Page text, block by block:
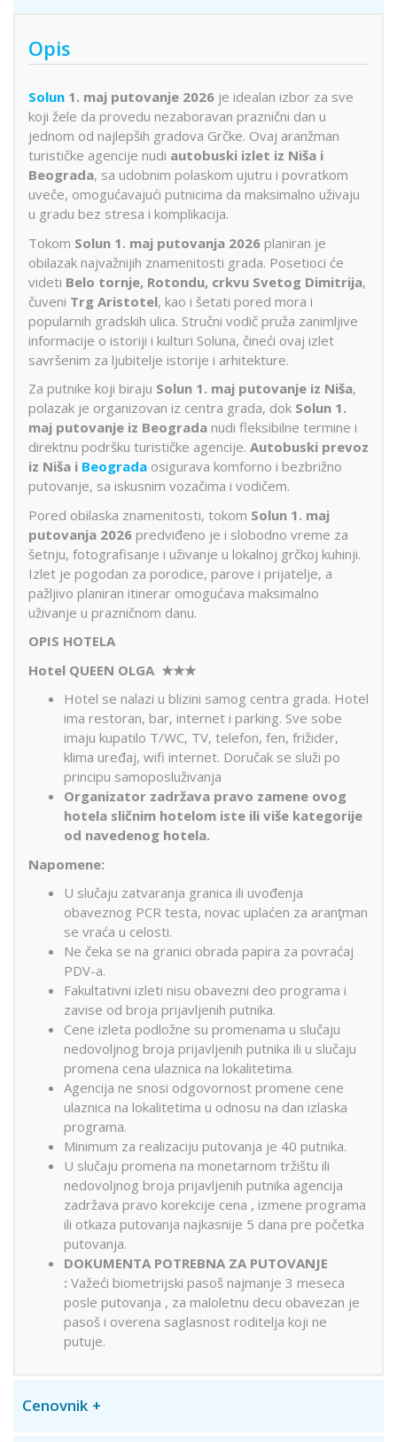
Opis
Solun 1. maj putovanje 2026 je idealan izbor za sve
koji žele da provedu nezaboravan praznični dan u
jednom od najlepših gradova Grčke. Ovaj aranžman
turističke agencije nudi autobuski izlet iz Niša i
Beograda, sa udobnim polaskom ujutru i povratkom
uveče, omogućavajući putnicima da maksimalno uživaju
u gradu bez stresa i komplikacija.
Tokom Solun 1. maj putovanja 2026 planiran je
obilazak najvažnijih znamenitosti grada. Posetioci će
videti Belo tornje, Rotondu, crkvu Svetog Dimitrija,
čuveni Trg Aristotel, kao i šetati pored mora i
popularnih gradskih ulica. Stručni vodič pruža zanimljive
informacije o istoriji i kulturi Soluna, čineći ovaj izlet
savršenim za ljubitelje istorije i arhitekture.
Za putnike koji biraju Solun 1. maj putovanje iz Niša,
polazak je organizovan iz centra grada, dok Solun 1.
maj putovanje iz Beograda nudi fleksibilne termine i
direktnu podršku turističke agencije. Autobuski prevoz
iz Niša i Beograda osigurava komforno i bezbrižno
putovanje, sa iskusnim vozačima i vodičem.
Pored obilaska znamenitosti, tokom Solun 1. maj
putovanja 2026 predviđeno je i slobodno vreme za
šetnju, fotografisanje i uživanje u lokalnoj grčkoj kuhinji.
Izlet je pogodan za porodice, parove i prijatelje, a
pažljivo planiran itinerar omogućava maksimalno
uživanje u prazničnom danu.
OPIS HOTELA
Hotel QUEEN OLGA ★★★
Hotel se nalazi u blizini samog centra grada. Hotel
ima restoran, bar, internet i parking. Sve sobe
imaju kupatilo T/WC, TV, telefon, fen, frižider,
klima uređaj, wifi internet. Doručak se služi po
principu samoposluživanja
Organizator zadržava pravo zamene ovog
hotela sličnim hotelom iste ili više kategorije
od navedenog hotela.
Napomene:
U slučaju zatvaranja granica ili uvođenja
obaveznog PCR testa, novac uplaćen za aranţman
se vraća u celosti.
Ne čeka se na granici obrada papira za povraćaj
PDV-a.
Fakultativni izleti nisu obavezni deo programa i
zavise od broja prijavljenih putnika.
Cene izleta podložne su promenama u slučaju
nedovoljnog broja prijavljenih putnika ili u slučaju
promena cena ulaznica na lokalitetima.
Agencija ne snosi odgovornost promene cene
ulaznica na lokalitetima u odnosu na dan izlaska
programa.
Minimum za realizaciju putovanja je 40 putnika.
U slučaju promena na monetarnom tržištu ili
nedovoljnog broja prijavljenih putnika agencija
zadržava pravo korekcije cena , izmene programa
ili otkaza putovanja najkasnije 5 dana pre početka
putovanja.
DOKUMENTA POTREBNA ZA PUTOVANJE
: Važeći biometrijski pasoš najmanje 3 meseca
posle putovanja , za maloletnu decu obavezan je
pasoš i overena saglasnost roditelja koji ne
putuje.
Cenovnik